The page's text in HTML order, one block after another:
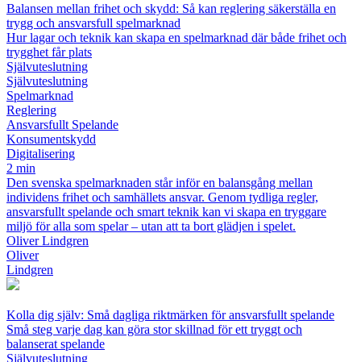
Balansen mellan frihet och skydd: Så kan reglering säkerställa en
trygg och ansvarsfull spelmarknad
Hur lagar och teknik kan skapa en spelmarknad där både frihet och
trygghet får plats
Självuteslutning
Självuteslutning
Spelmarknad
Reglering
Ansvarsfullt Spelande
Konsumentskydd
Digitalisering
2 min
Den svenska spelmarknaden står inför en balansgång mellan
individens frihet och samhällets ansvar. Genom tydliga regler,
ansvarsfullt spelande och smart teknik kan vi skapa en tryggare
miljö för alla som spelar – utan att ta bort glädjen i spelet.
Oliver Lindgren
Oliver
Lindgren
Kolla dig själv: Små dagliga riktmärken för ansvarsfullt spelande
Små steg varje dag kan göra stor skillnad för ett tryggt och
balanserat spelande
Självuteslutning